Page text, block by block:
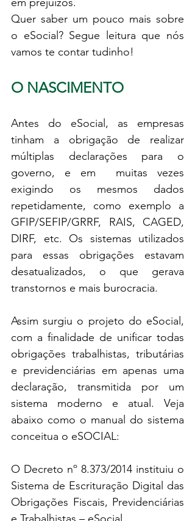
Quer saber um pouco mais sobre
o eSocial? Segue leitura que nós
vamos te contar tudinho!
O NASCIMENTO
Antes do eSocial, as empresas
tinham a obrigação de realizar
múltiplas declarações para o
governo, e em  muitas vezes
exigindo os mesmos dados
repetidamente, como exemplo a
GFIP/SEFIP/GRRF, RAIS, CAGED,
DIRF, etc. Os sistemas utilizados
para essas obrigações estavam
desatualizados, o que gerava
transtornos e mais burocracia.
Assim surgiu o projeto do eSocial,
com a finalidade de unificar todas
obrigações trabalhistas, tributárias
e previdenciárias em apenas uma
declaração, transmitida por um
sistema moderno e atual. Veja
abaixo como o manual do sistema
conceitua o eSOCIAL:
O Decreto nº 8.373/2014 instituiu o
Sistema de Escrituração Digital das
Obrigações Fiscais, Previdenciárias